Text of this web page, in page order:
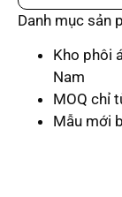
Danh mục sản
Kho phôi
Nam
MOQ chỉ
Mẫu mới